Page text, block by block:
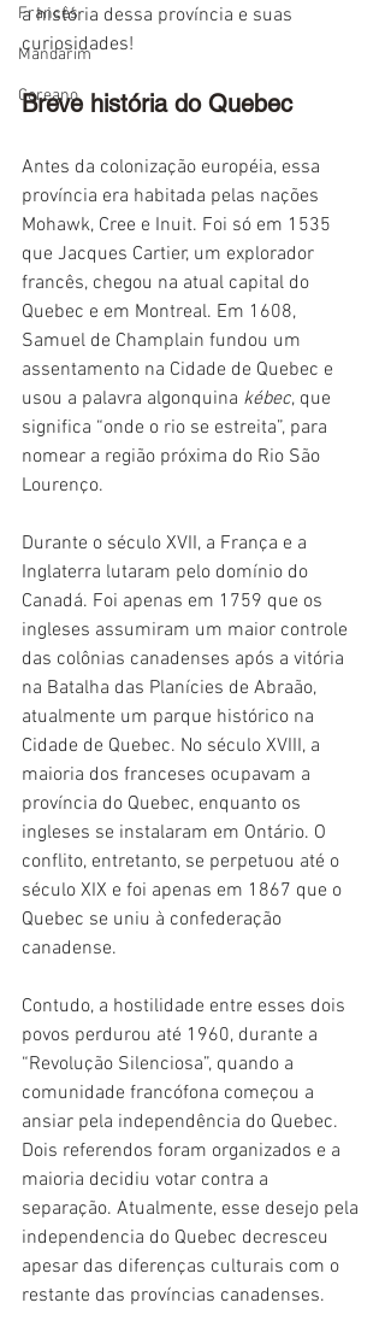
Francês
Mandarim
Coreano
a história dessa província e suas
curiosidades!
Breve história do Quebec
Antes da colonização européia, essa
província era habitada pelas nações
Mohawk, Cree e Inuit. Foi só em 1535
que Jacques Cartier, um explorador
francês, chegou na atual capital do
Quebec e em Montreal. Em 1608,
Samuel de Champlain fundou um
assentamento na Cidade de Quebec e
usou a palavra algonquina kébec, que
significa “onde o rio se estreita”, para
nomear a região próxima do Rio São
Lourenço.
Durante o século XVII, a França e a
Inglaterra lutaram pelo domínio do
Canadá. Foi apenas em 1759 que os
ingleses assumiram um maior controle
das colônias canadenses após a vitória
na Batalha das Planícies de Abraão,
atualmente um parque histórico na
Cidade de Quebec. No século XVIII, a
maioria dos franceses ocupavam a
província do Quebec, enquanto os
ingleses se instalaram em Ontário. O
conflito, entretanto, se perpetuou até o
século XIX e foi apenas em 1867 que o
Quebec se uniu à confederação
canadense.
Contudo, a hostilidade entre esses dois
povos perdurou até 1960, durante a
“Revolução Silenciosa”, quando a
comunidade francófona começou a
ansiar pela independência do Quebec.
Dois referendos foram organizados e a
maioria decidiu votar contra a
separação. Atualmente, esse desejo pela
independencia do Quebec decresceu
apesar das diferenças culturais com o
restante das províncias canadenses.